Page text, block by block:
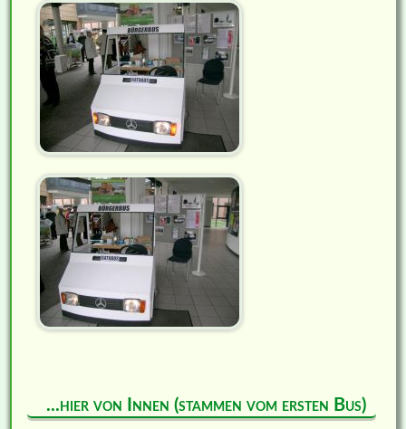
...hier von Innen (stammen vom ersten Bus)